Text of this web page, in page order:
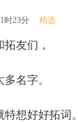
时23分 精选
友们，
名字。
想好好拓词。